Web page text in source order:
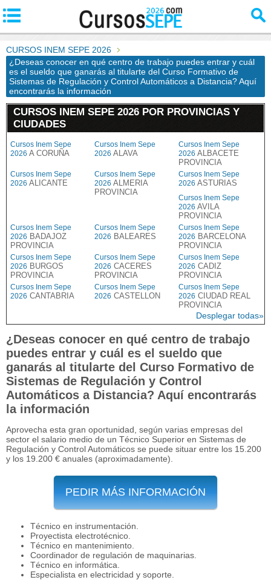
CURSOS INEM SEPE 2026
¿Deseas conocer en qué centro de trabajo puedes entrar y cuál
es el sueldo que ganarás al titularte del Curso Formativo de
Sistemas de Regulación y Control Automáticos a Distancia? Aquí
encontrarás la información
CURSOS INEM SEPE 2026 POR PROVINCIAS Y
CIUDADES
Cursos Inem Sepe
2026 A CORUÑA
Cursos Inem Sepe
2026 ALAVA
Cursos Inem Sepe
2026 ALBACETE
PROVINCIA
Cursos Inem Sepe
2026 ALICANTE
Cursos Inem Sepe
2026 ALMERIA
PROVINCIA
Cursos Inem Sepe
2026 ASTURIAS
Cursos Inem Sepe
2026 AVILA
PROVINCIA
Cursos Inem Sepe
2026 BADAJOZ
PROVINCIA
Cursos Inem Sepe
2026 BALEARES
Cursos Inem Sepe
2026 BARCELONA
PROVINCIA
Cursos Inem Sepe
2026 BURGOS
PROVINCIA
Cursos Inem Sepe
2026 CACERES
PROVINCIA
Cursos Inem Sepe
2026 CADIZ
PROVINCIA
Cursos Inem Sepe
2026 CANTABRIA
Cursos Inem Sepe
2026 CASTELLON
Cursos Inem Sepe
2026 CIUDAD REAL
PROVINCIA
Desplegar todas»
¿Deseas conocer en qué centro de trabajo
puedes entrar y cuál es el sueldo que
ganarás al titularte del Curso Formativo de
Sistemas de Regulación y Control
Automáticos a Distancia? Aquí encontrarás
la información
Aprovecha esta gran oportunidad, según varias empresas del
sector el salario medio de un Técnico Superior en Sistemas de
Regulación y Control Automáticos se puede situar entre los 15.200
y los 19.200 € anuales (aproximadamente).
PEDIR MÁS INFORMACIÓN
Técnico en instrumentación.
Proyectista electrotécnico.
Técnico en mantenimiento.
Coordinador de regulación de maquinarias.
Técnico en informática.
Especialista en electricidad y soporte.